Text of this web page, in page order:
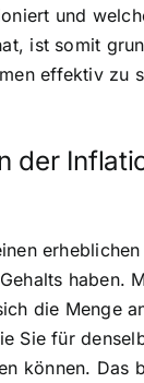
und
ist somit
effektiv zu
der
haben.
die Menge
Sie für
können. Das